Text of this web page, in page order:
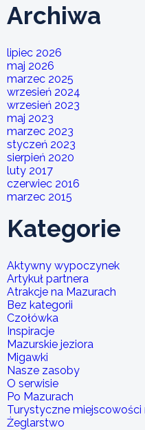
Archiwa
lipiec 2026
maj 2026
marzec 2025
wrzesień 2024
wrzesień 2023
maj 2023
marzec 2023
styczeń 2023
sierpień 2020
luty 2017
czerwiec 2016
marzec 2015
Kategorie
Aktywny wypoczynek
Artykuł partnera
Atrakcje na Mazurach
Bez kategorii
Czołówka
Inspiracje
Mazurskie jeziora
Migawki
Nasze zasoby
O serwisie
Po Mazurach
Turystyczne miejscowości
Żeglarstwo